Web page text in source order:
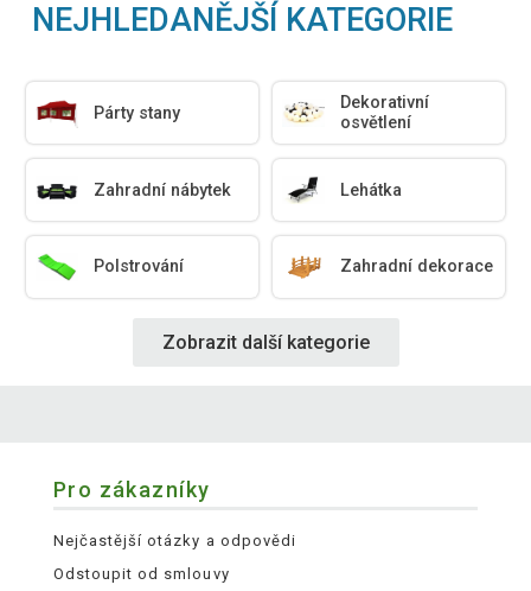
NEJHLEDANĚJŠÍ KATEGORIE
Párty stany
Dekorativní
osvětlení
Zahradní nábytek Lehátka
Polstrování Zahradní dekorace
Zobrazit další kategorie
Pro zákazníky
Nejčastější otázky a odpovědi
Odstoupit od smlouvy